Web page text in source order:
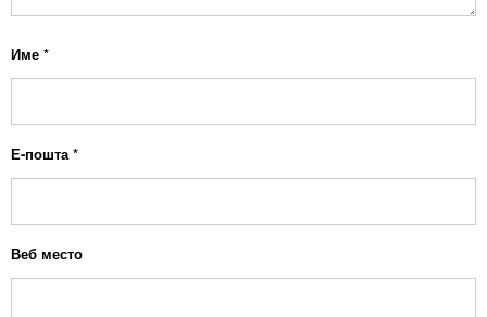
Име *
Е-пошта *
Веб место